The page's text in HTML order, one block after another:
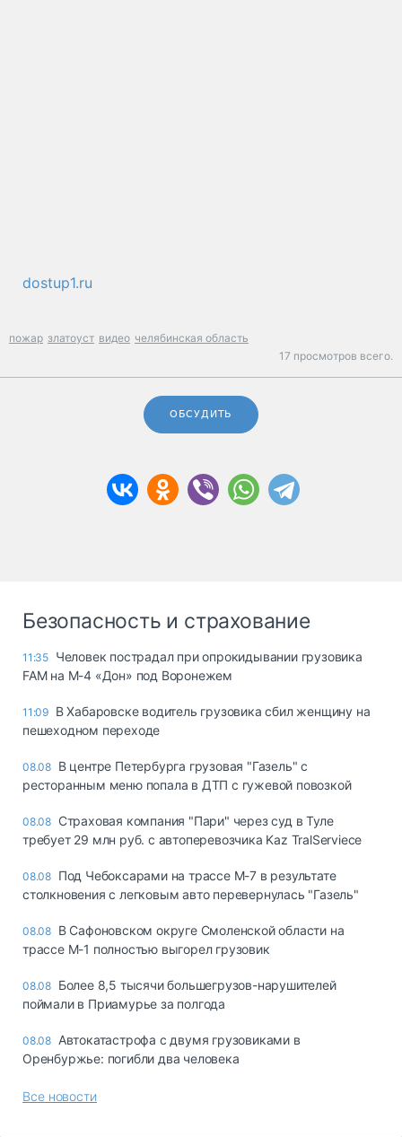
dostup1.ru
пожар златоуст видео челябинская область
17 просмотров всего.
ОБСУДИТЬ
Безопасность и страхование
11:35 Человек пострадал при опрокидывании грузовика
FAM на М-4 «Дон» под Воронежем
11:09 В Хабаровске водитель грузовика сбил женщину на
пешеходном переходе
08.08 В центре Петербурга грузовая "Газель" с
ресторанным меню попала в ДТП с гужевой повозкой
08.08 Страховая компания "Пари" через суд в Туле
требует 29 млн руб. с автоперевозчика Kaz TralServiece
08.08 Под Чебоксарами на трассе М-7 в результате
столкновения с легковым авто перевернулась "Газель"
08.08 В Сафоновском округе Смоленской области на
трассе М-1 полностью выгорел грузовик
08.08 Более 8,5 тысячи большегрузов-нарушителей
поймали в Приамурье за полгода
08.08 Автокатастрофа с двумя грузовиками в
Оренбуржье: погибли два человека
Все новости